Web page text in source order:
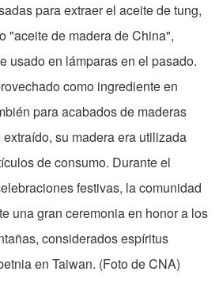
para extraer el aceite de tung,
"aceite de madera de China",
usado en lámparas en el pasado.
como ingrediente en
para acabados de maderas
su madera era utilizada
de consumo. Durante el
festivas, la comunidad
una gran ceremonia en honor a los
considerados espíritus
en Taiwan. (Foto de CNA)